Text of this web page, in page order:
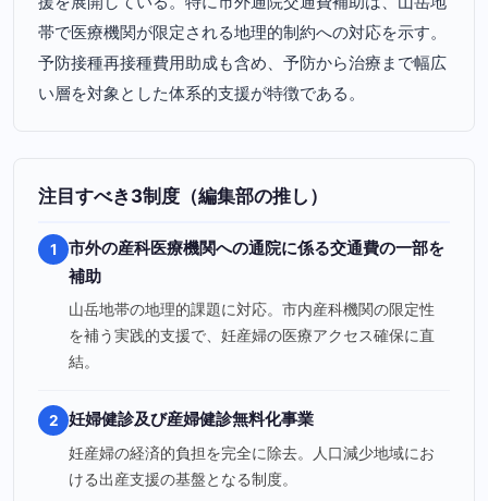
帯で医療機関が限定される地理的制約への対応を示す。
予防接種再接種費用助成も含め、予防から治療まで幅広
い層を対象とした体系的支援が特徴である。
注目すべき3制度（編集部の推し）
1
市外の産科医療機関への通院に係る交通費の一部を
補助
山岳地帯の地理的課題に対応。市内産科機関の限定性
を補う実践的支援で、妊産婦の医療アクセス確保に直
結。
2 妊婦健診及び産婦健診無料化事業
妊産婦の経済的負担を完全に除去。人口減少地域にお
ける出産支援の基盤となる制度。